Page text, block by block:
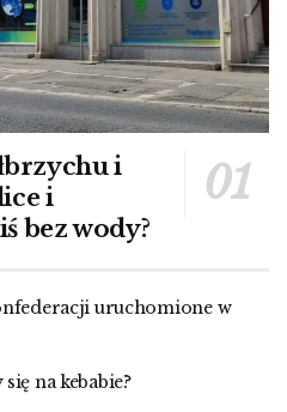
i
i
bez wody?
uruchomione w
na kebabie?